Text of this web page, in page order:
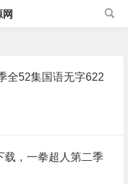
全52集国语无字622
载，一拳超人第二季